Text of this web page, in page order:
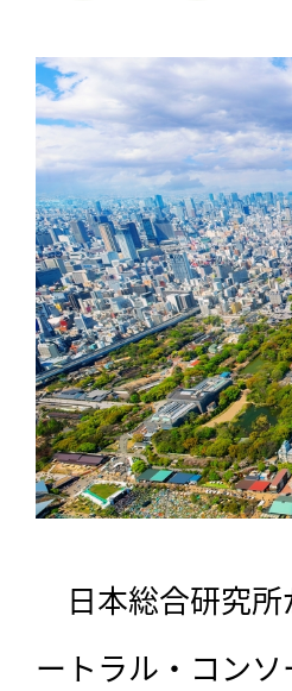
日本総合研究所
ートラル・コン